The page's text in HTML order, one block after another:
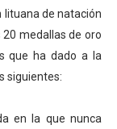
lituana de natación
medallas de oro
que ha dado a la
siguientes:
en la que nunca